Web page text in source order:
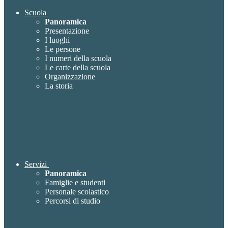
Scuola
Panoramica
Presentazione
I luoghi
Le persone
I numeri della scuola
Le carte della scuola
Organizzazione
La storia
Servizi
Panoramica
Famiglie e studenti
Personale scolastico
Percorsi di studio